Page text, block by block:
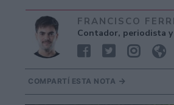
FRANCISCO
Contador, periodista
COMPARTÍ ESTA NOTA